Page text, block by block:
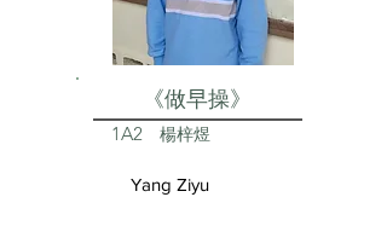
《做早操》
1A2 楊梓煜
Yang Ziyu